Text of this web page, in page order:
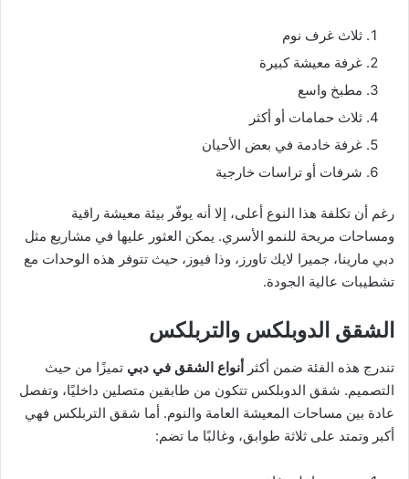
ثلاث غرف نوم
غرفة معيشة كبيرة
مطبخ واسع
ثلاث حمامات أو أكثر
غرفة خادمة في بعض الأحيان
شرفات أو تراسات خارجية
رغم أن تكلفة هذا النوع أعلى، إلا أنه يوفّر بيئة معيشة راقية
ومساحات مريحة للنمو الأسري. يمكن العثور عليها في مشاريع مثل
دبي مارينا، جميرا لايك تاورز، وذا فيوز، حيث تتوفر هذه الوحدات مع
تشطيبات عالية الجودة.
الشقق الدوبلكس والتربلكس
تندرج هذه الفئة ضمن أكثر أنواع الشقق في دبي تميزًا من حيث
التصميم. شقق الدوبلكس تتكون من طابقين متصلين داخليًا، وتفصل
عادة بين مساحات المعيشة العامة والنوم. أما شقق التربلكس فهي
أكبر وتمتد على ثلاثة طوابق، وغالبًا ما تضم: